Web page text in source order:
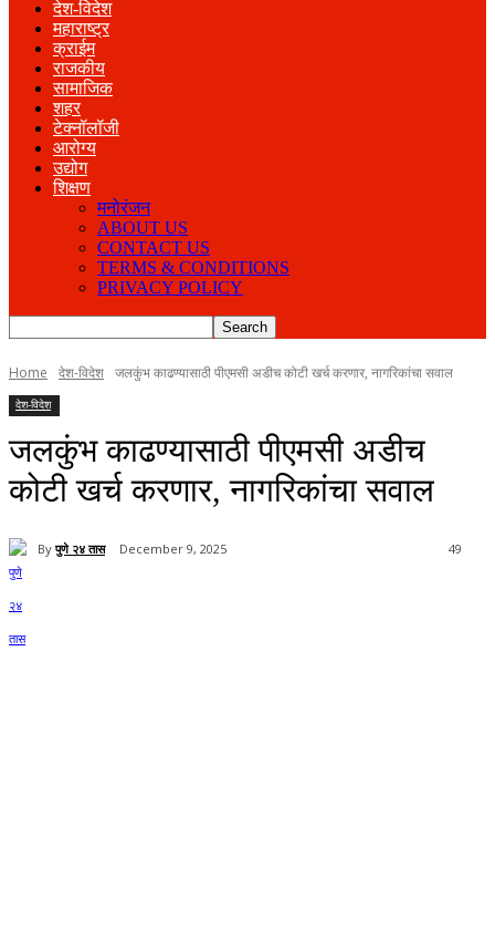
देश-विदेश
महाराष्ट्र
क्राईम
राजकीय
सामाजिक
शहर
टेक्नॉलॉजी
आरोग्य
उद्योग
शिक्षण
मनोरंजन
ABOUT US
CONTACT US
TERMS & CONDITIONS
PRIVACY POLICY
Home देश-विदेश जलकुंभ काढण्यासाठी पीएमसी अडीच कोटी खर्च करणार, नागरिकांचा सवाल
देश-विदेश
जलकुंभ काढण्यासाठी पीएमसी अडीच
कोटी खर्च करणार, नागरिकांचा सवाल
By पुणे २४ तास December 9, 2025 49